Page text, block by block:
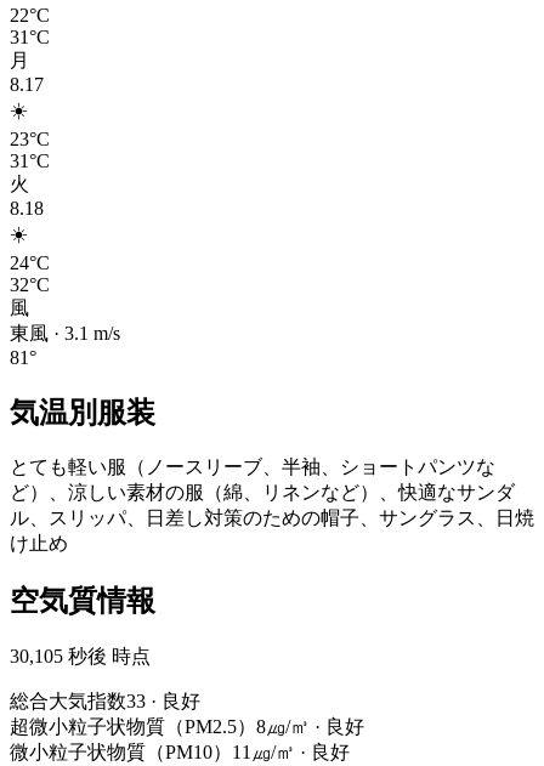
22°C
31°C
月
8.17
☀️
23°C
31°C
火
8.18
☀️
24°C
32°C
風
東風 · 3.1 m/s
81°
気温別服装
とても軽い服（ノースリーブ、半袖、ショートパンツな
ど）、涼しい素材の服（綿、リネンなど）、快適なサンダ
ル、スリッパ、日差し対策のための帽子、サングラス、日焼
け止め
空気質情報
30,105 秒後 時点
総合大気指数33 · 良好
超微小粒子状物質（PM2.5） 8㎍/㎥ · 良好
微小粒子状物質（PM10） 11㎍/㎥ · 良好